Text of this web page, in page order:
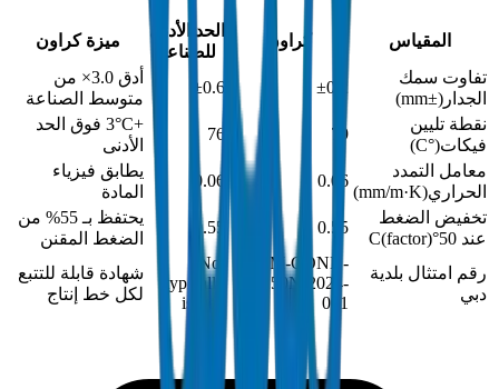
المقياس كراون
الحد الأدنى
للصناعة
ميزة كراون
تفاوت سمك
الجدار (
±mm
)
±0.2
±0.6
أدق 3.0× من
متوسط الصناعة
نقطة تليين
فيكات(
°C
)
79
76
+3°C فوق الحد
الأدنى
معامل التمدد
الحراري(
mm/m·K
)
0.06
0.06
يطابق فيزياء
المادة
تخفيض الضغط
عند 50°C
(factor)
0.55
0.55
يحتفظ بـ 55% من
الضغط المقنن
رقم امتثال بلدية
دبي
DM-COND-
1250N-2024-
001
Not
typically
issued
شهادة قابلة للتتبع
لكل خط إنتاج